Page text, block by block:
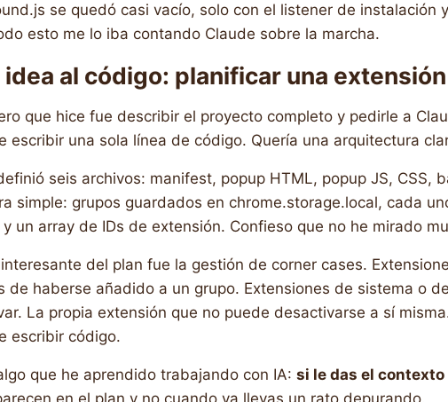
se quedó casi vacío, solo con el listener de instalación
esto me lo iba contando Claude sobre la marcha.
idea al código: planificar una
que hice fue describir el proyecto completo y pedirle a
escribir una sola línea de código. Quería una arquitectura
seis archivos: manifest, popup HTML, popup JS, CSS,
simple: grupos guardados en chrome.storage.local, cada
un array de IDs de extensión. Confieso que no he mirado
del plan fue la gestión de corner cases.
de haberse añadido a un grupo. Extensiones de sistema o
La propia extensión que no puede desactivarse a sí
escribir código.
que he aprendido trabajando con IA: si le das el